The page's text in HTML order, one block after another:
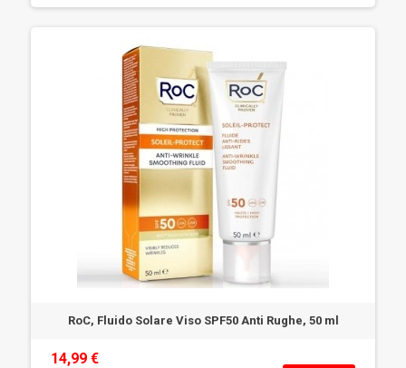
RoC, Fluido Solare Viso SPF50 Anti Rughe, 50 ml
14,99 €